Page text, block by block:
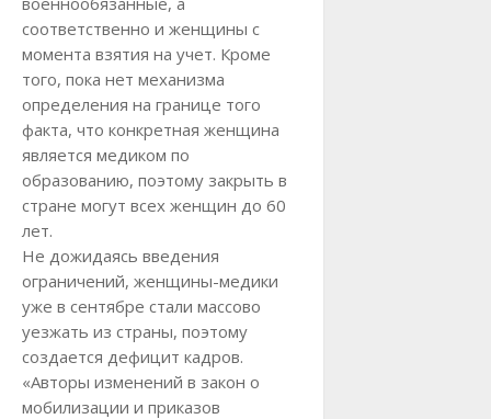
соответственно и женщины с
момента взятия на учет. Кроме
того, пока нет механизма
определения на границе того
факта, что конкретная женщина
является медиком по
образованию, поэтому закрыть в
стране могут всех женщин до 60
лет.
Не дожидаясь введения
ограничений, женщины-медики
уже в сентябре стали массово
уезжать из страны, поэтому
создается дефицит кадров.
«Авторы изменений в закон о
мобилизации и приказов